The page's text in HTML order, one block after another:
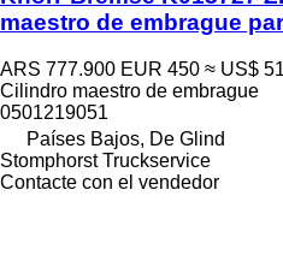
maestro de embrague
ARS 777.900 EUR 450 ≈ US$
Cilindro maestro de embrague
0501219051
Países Bajos, De Glind
Stomphorst Truckservice
Contacte con el vendedor